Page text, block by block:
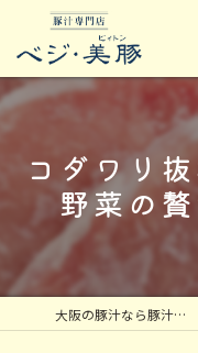
コダワリ
野菜の
大阪の豚汁なら豚汁専門店ベジ・美豚